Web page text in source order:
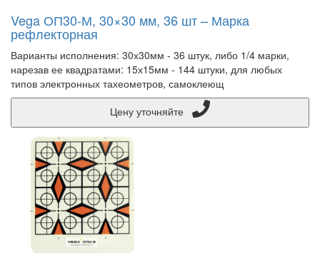
Vega ОП30-М, 30×30 мм, 36 шт – Марка
рефлекторная
Варианты исполнения: 30х30мм - 36 штук, либо 1/4 марки,
нарезав ее квадратами: 15х15мм - 144 штуки, для любых
типов электронных тахеометров, самоклеющ